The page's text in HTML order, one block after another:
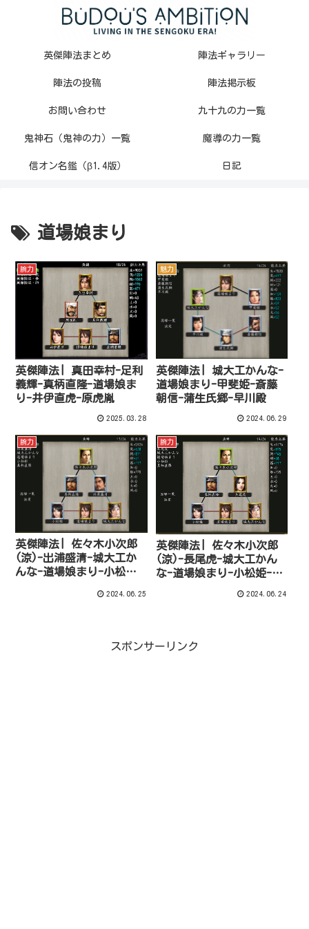
英傑陣法まとめ 陣法ギャラリー
陣法の投稿 陣法掲示板
お問い合わせ 九十九の力一覧
鬼神石（鬼神の力）一覧 魔導の力一覧
信オン名鑑（β1.4版） 日記
道場娘まり
腕力
英傑陣法| 真田幸村-足利
義輝-真柄直隆-道場娘ま
り-井伊直虎-原虎胤
2025.03.28
魅力
英傑陣法| 城大工かんな-
道場娘まり-甲斐姫-斎藤
朝信-蒲生氏郷-早川殿
2024.06.29
腕力
英傑陣法| 佐々木小次郎
(涼)-出浦盛清-城大工か
んな-道場娘まり-小松姫-
2024.06.25
腕力
英傑陣法| 佐々木小次郎
(涼)-長尾虎-城大工かん
な-道場娘まり-小松姫-真
2024.06.24
スポンサーリンク